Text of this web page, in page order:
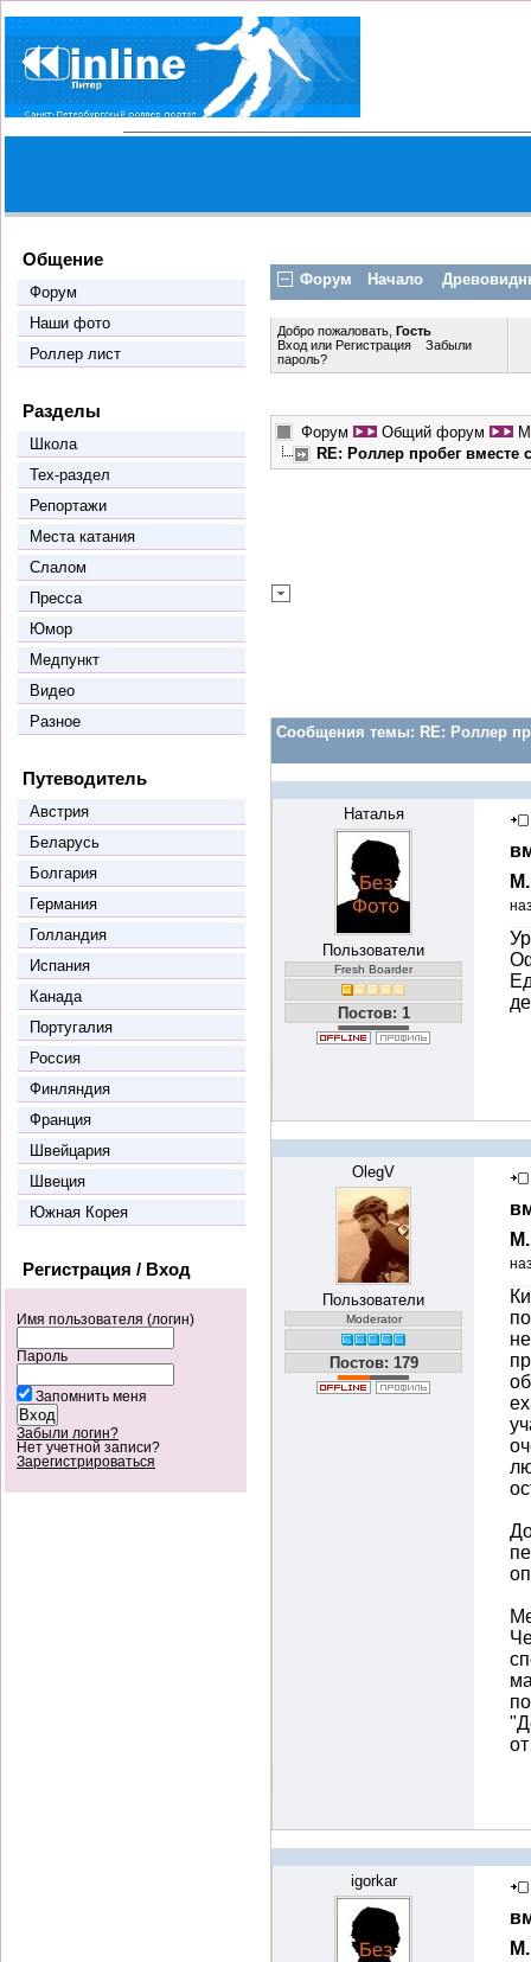
Общение
Форум
Наши фото
Роллер лист
Разделы
Школа
Тех-раздел
Репортажи
Места катания
Слалом
Пресса
Юмор
Медпункт
Видео
Разное
Путеводитель
Австрия
Беларусь
Болгария
Германия
Голландия
Испания
Канада
Португалия
Россия
Финляндия
Франция
Швейцария
Швеция
Южная Корея
Регистрация / Вход
Имя пользователя (логин)
Пароль
Запомнить меня
Забыли логин?
Нет учетной записи?
Зарегистрироваться
Форум Начало
Добро пожаловать,Гость
Входили Регистрация
Забыли
пароль?
Форум Общий форум
RE: Роллер пробег
Сообщения темы: RE: Роллер
Наталья
Пользователи
Fresh Boarder
Постов: 1
OlegV
Пользователи
Moderator
Постов: 179
igorkar